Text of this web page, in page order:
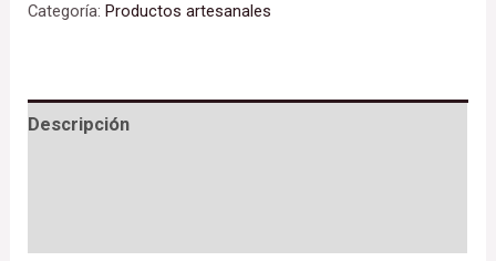
Categoría:Productos artesanales
Descripción